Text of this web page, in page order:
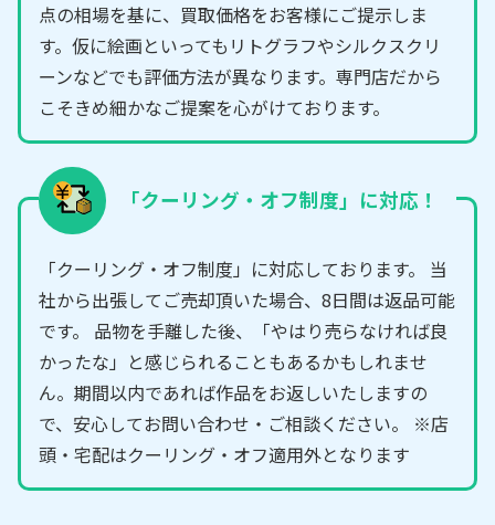
点の相場を基に、買取価格をお客様にご提示しま
す。仮に絵画といってもリトグラフやシルクスクリ
ーンなどでも評価方法が異なります。専門店だから
こそきめ細かなご提案を心がけております。
「クーリング・オフ制度」に対応！
「クーリング・オフ制度」に対応しております。 当
社から出張してご売却頂いた場合、8日間は返品可能
です。 品物を手離した後、「やはり売らなければ良
かったな」と感じられることもあるかもしれませ
ん。期間以内であれば作品をお返しいたしますの
で、安心してお問い合わせ・ご相談ください。 ※店
頭・宅配はクーリング・オフ適用外となります